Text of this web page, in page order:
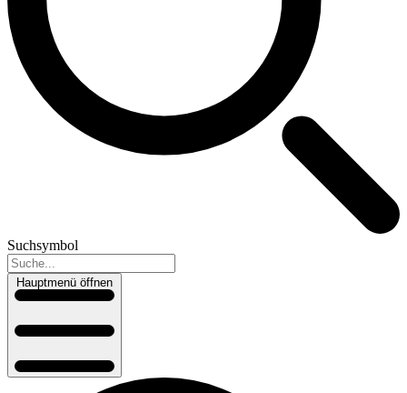
Suchsymbol
Hauptmenü öffnen